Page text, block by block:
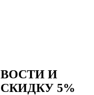
И
СКИДКУ 5%